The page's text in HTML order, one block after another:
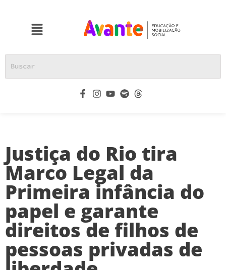
Justiça do Rio tira
Marco Legal da
Primeira infância do
papel e garante
direitos de filhos de
pessoas privadas de